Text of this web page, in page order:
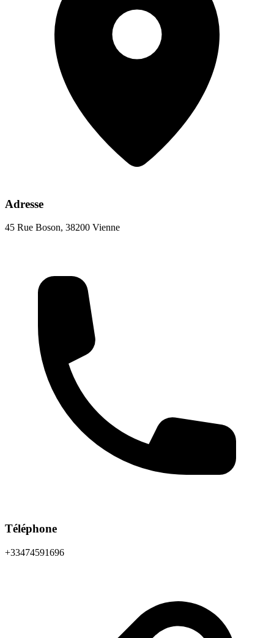
Adresse
45 Rue Boson, 38200 Vienne
Téléphone
+33474591696